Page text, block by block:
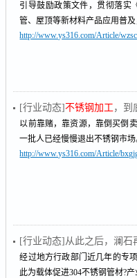
引导鼓励政策文件，贯彻落实
管、屋顶等新材料产品应用普
http://www.ys316.com/Article/
[行业动态]不锈钢加工 ，到
以前靠赌，靠资源，靠倒买倒
一批人已经慢慢退出不锈钢市场
http://www.ys316.com/Article/
[行业动态]从此之后，澜石
经过地方行政部门近几年的专
此为载体促进304不锈钢管材?